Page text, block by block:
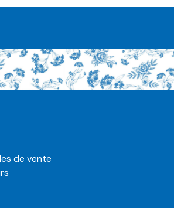
de vente